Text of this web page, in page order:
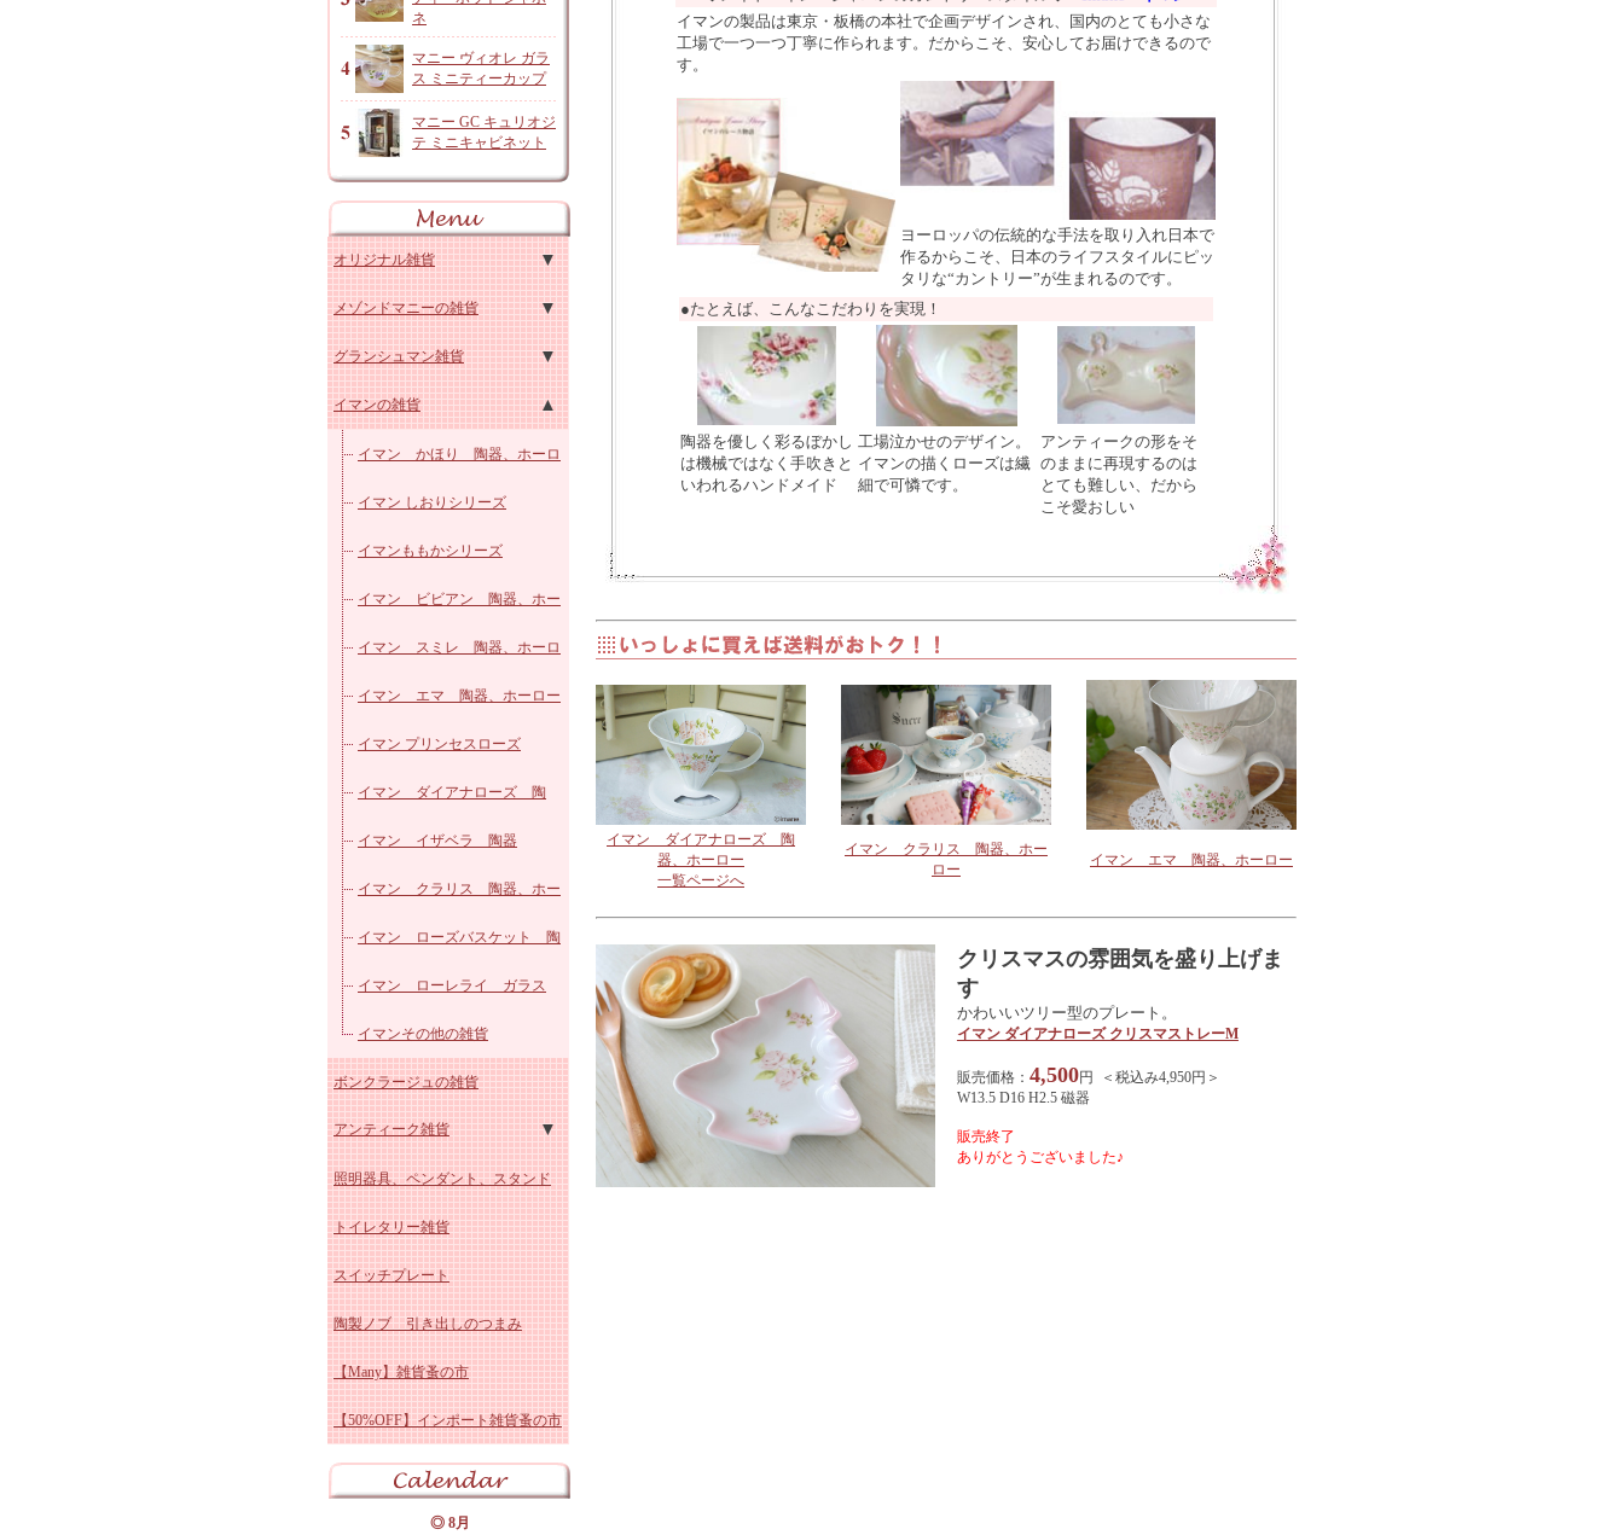
ネ
マニー ヴィオレ ガラ
ス ミニティーカップ
マニー GC キュリオジ
テ ミニキャビネット
オリジナル雑貨
アンジャルダンロゼ
オリジナルコットン雑貨
レースドイリーなど
パッチワークシリーズ
カフェカーテン
ヴィクトリアシリーズ
ローズ柄カットクロス
メゾンドマニーの雑貨
マニー ローズ 陶器キッチン
マニー ローズ 陶器その他
マニー ローズ ホーロー
マニー ローズ ガラス他
マニー エトフモチーフ ロー
ズ
マニー レールデュロココ陶器
マニー レールデュロココホー
ロー
マニー レールデュロココ ガ
ラス
マニー ステンシルローズ 陶
器
マニー ブルーローズ シリーズ
マニー ノンブルシリーズ
マニー プチメゾン陶器
マニー バンドゥメール
マニー プティ タンジュ
マニー クリスマス陶器
マニー ペイザージュ・アン・
ローズ
マニー ブルーミングガーデン
マニーレコルトシリーズ
マニー プロヴァンス
マニー チェリーシリーズ
マニー デイジー陶磁器&ガラ
ス
マニー クリサンテーム
マニーポショアール・ド・スリ
ーズ
マニー エルブシリーズ
マニー ヴィオレ 陶器、ガラ
グランシュマン雑貨
グランシュマン 木製品・家具
グランシュマン インテリア
グランシュマン カーデニング
雑貨
マニー グランシュマン 布シ
リーズ
グランシュマン バスケット
グランシュマン スタンド・照
明器具
グランシュマン キッチン雑貨
グランシュマン ダンテルテー
ブルウェア
マニー GC ミュゲ・すずらん 陶
器
マニー グランシュマン エク
リュ
マニー GC ブロカントラベル
マニーGC ウッドクラフトアニ
マル
コントワール・デュ・ファミー
ユ
Fabrica ファブリカ
イマンの雑貨
イマン かほり 陶器、ホーロ
ー
イマン しおりシリーズ
イマンももかシリーズ
イマン ビビアン 陶器、ホー
ロー
イマン スミレ 陶器、ホーロ
ー
イマン エマ 陶器、ホーロー
イマン プリンセスローズ
イマン ダイアナローズ 陶
器、ホーロー
イマン イザベラ 陶器
イマン クラリス 陶器、ホー
ロー
イマン ローズバスケット 陶
器、ホーロー
イマン ローレライ ガラス
イマンその他の雑貨
ボンクラージュの雑貨
アンティーク雑貨
アンティーク スージークーパ
ー
アンティーク ブルー&ホワイ
ト
アンティーク ホーロー雑貨
アンティーク 陶器雑貨
アンティーク その他
照明器具、ペンダント、スタンド
トイレタリー雑貨
スイッチプレート
陶製ノブ 引き出しのつまみ
【Many】雑貨蚤の市
【50%OFF】インポート雑貨蚤の市
◎ 8月
イマンの製品は東京・板橋の本社で企画デザインされ、国内のとても小さな
工場で一つ一つ丁寧に作られます。だからこそ、安心してお届けできるので
す。
ヨーロッパの伝統的な手法を取り入れ日本で
作るからこそ、日本のライフスタイルにピッ
タリな“カントリー”が生まれるのです。
●たとえば、こんなこだわりを実現！
陶器を優しく彩るぼかし
は機械ではなく手吹きと
いわれるハンドメイド
工場泣かせのデザイン。
イマンの描くローズは繊
細で可憐です。
アンティークの形をそ
のままに再現するのは
とても難しい、だから
こそ愛おしい
イマン ダイアナローズ 陶
器、ホーロー
一覧ページへ
イマン クラリス 陶器、ホー
ロー
イマン エマ 陶器、ホーロー
クリスマスの雰囲気を盛り上げま
す
かわいいツリー型のプレート。
イマン ダイアナローズ クリスマストレーM
販売価格： 4,500円 ＜税込み4,950円＞
W13.5 D16 H2.5 磁器
販売終了
ありがとうございました♪